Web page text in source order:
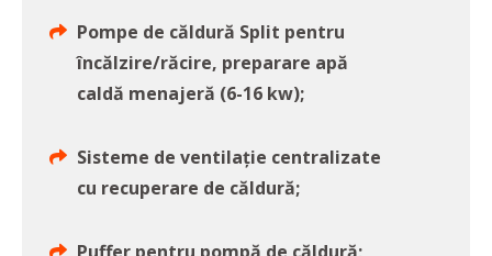
Pompe de căldură Split pentru
încălzire/răcire, preparare apă
caldă menajeră (6-16 kw);
Sisteme de ventilaţie centralizate
cu recuperare de căldură;